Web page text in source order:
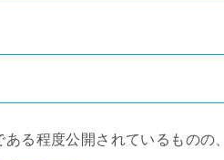
る程度公開されているものの、